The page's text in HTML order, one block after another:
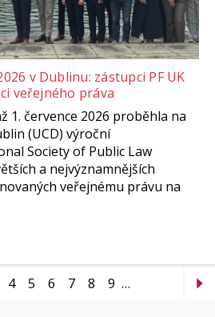
v Dublinu: zástupci PF UK
veřejného práva
1. července 2026 proběhla na
(UCD) výroční
Society of Public Law
a nejvýznamnějších
veřejnému právu na
4 5 6 7 8 9 …